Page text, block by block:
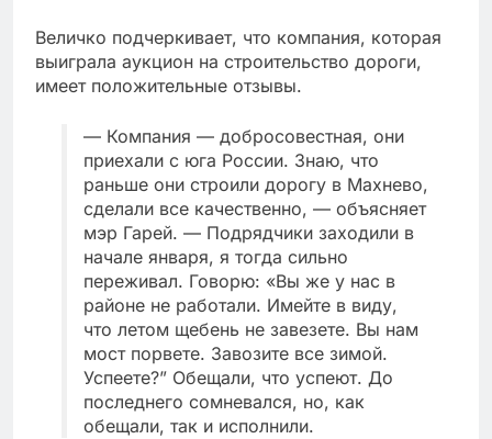
Величко подчеркивает, что компания, которая
выиграла аукцион на строительство дороги,
имеет положительные отзывы.
— Компания — добросовестная, они
приехали с юга России. Знаю, что
раньше они строили дорогу в Махнево,
сделали все качественно, — объясняет
мэр Гарей. — Подрядчики заходили в
начале января, я тогда сильно
переживал. Говорю: «Вы же у нас в
районе не работали. Имейте в виду,
что летом щебень не завезете. Вы нам
мост порвете. Завозите все зимой.
Успеете?” Обещали, что успеют. До
последнего сомневался, но, как
обещали, так и исполнили.